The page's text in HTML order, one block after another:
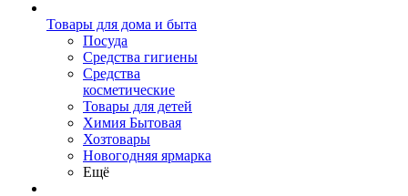
Товары для дома и быта
Посуда
Средства гигиены
Средства
косметические
Товары для детей
Химия Бытовая
Хозтовары
Новогодняя ярмарка
Ещё